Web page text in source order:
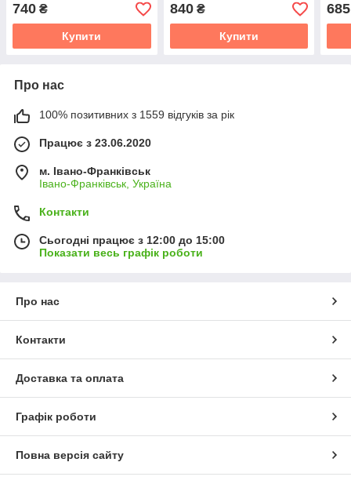
740 ₴
Купити
840₴
Купити
685
Про нас
100% позитивних з 1559 відгуків за рік
Працює з 23.06.2020
м. Івано-Франківськ
Івано-Франківськ, Україна
Контакти
Сьогодні працює з 12:00 до 15:00
Показати весь графік роботи
Про нас
Контакти
Доставка та оплата
Графік роботи
Повна версія сайту